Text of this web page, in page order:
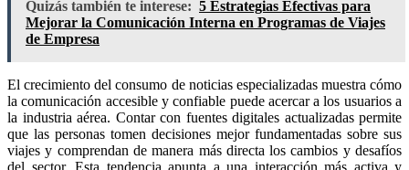
Quizás también te interese: 5 Estrategias Efectivas para
Mejorar la Comunicación Interna en Programas de Viajes
de Empresa
El crecimiento del consumo de noticias especializadas muestra cómo
la comunicación accesible y confiable puede acercar a los usuarios a
la industria aérea. Contar con fuentes digitales actualizadas permite
que las personas tomen decisiones mejor fundamentadas sobre sus
viajes y comprendan de manera más directa los cambios y desafíos
del sector. Esta tendencia apunta a una interacción más activa y